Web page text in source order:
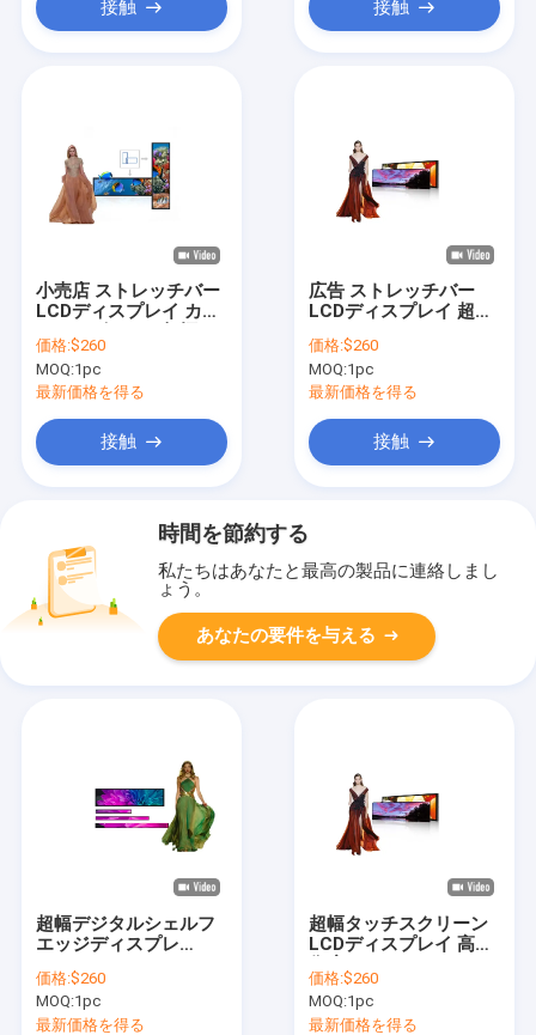
接触 接触
小売店 ストレッチバー
LCDディスプレイ カス
LCDシェルフディスプ
レイ
価格:$260
MOQ:1pc
最新価格を得る
接触
広告 ストレッチバー
LCDディスプレイ 超幅
タルサイネージ
価格:$260
MOQ:1pc
最新価格を得る
接触
時間を節約する
私たちはあなたと最高の製品に連絡しまし
ょう。
あなたの要件を与える
超幅デジタルシェルフ
エッジディスプレ
ア/Android付きストレ
ッチLCDスクリーン
価格:$260
MOQ:1pc
最新価格を得る
超幅タッチスクリーン
LCDディスプレイ 高解
プレイ
価格:$260
MOQ:1pc
最新価格を得る